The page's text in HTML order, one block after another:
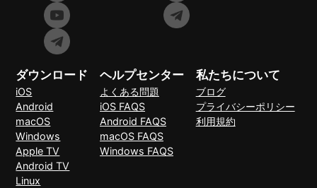
ダウンロード
iOS
Android
macOS
Windows
Apple TV
Android TV
Linux
ヘルプセンター
よくある問題
iOS FAQS
Android FAQS
macOS FAQS
Windows FAQS
私たちについて
ブログ
プライバシーポリシー
利用規約